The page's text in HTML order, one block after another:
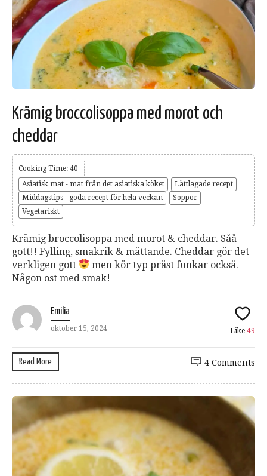
Krämig broccolisoppa med morot och
cheddar
Cooking Time: 40
Asiatisk mat - mat från det asiatiska köket
Lättlagade recept
Middagstips - goda recept för hela veckan
Soppor
Vegetariskt
Krämig broccolisoppa med morot & cheddar. Såå
gott!! Fylling, smakrik & mättande. Cheddar gör det
verkligen gott
men kör typ präst funkar också.
Någon ost med smak!
Emilia
oktober 15, 2024 Like 49
Read More 4 Comments